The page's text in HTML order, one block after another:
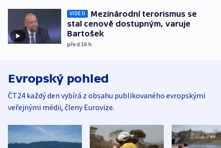
VIDEO
Mezinárodní terorismus se
stal cenově dostupným, varuje
Bartošek
před 16 h
Evropský pohled
ČT24 každý den vybírá z obsahu publikovaného evropskými
veřejnými médii, členy Eurovize.